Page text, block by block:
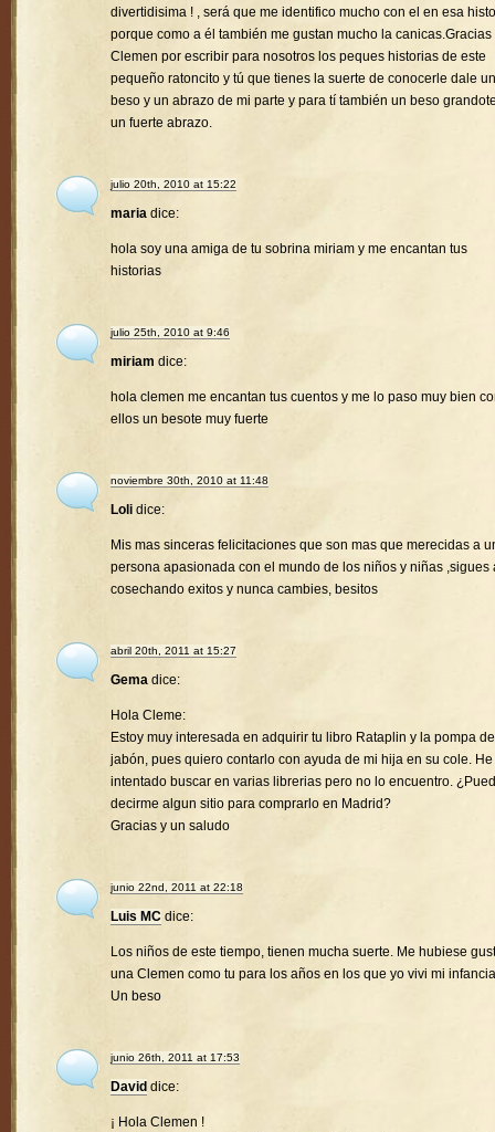
divertidisima ! , será que me identifico mucho con el en esa
porque como a él también me gustan mucho la canicas.Gracias
Clemen por escribir para nosotros los peques historias de este
pequeño ratoncito y tú que tienes la suerte de conocerle dale un
beso y un abrazo de mi parte y para tí también un beso
un fuerte abrazo.
julio 20th, 2010 at 15:22
maria dice:
hola soy una amiga de tu sobrina miriam y me encantan tus
historias
julio 25th, 2010 at 9:46
miriam dice:
hola clemen me encantan tus cuentos y me lo paso muy bien
ellos un besote muy fuerte
noviembre 30th, 2010 at 11:48
Loli dice:
Mis mas sinceras felicitaciones que son mas que merecidas a
persona apasionada con el mundo de los niños y niñas ,sigues
cosechando exitos y nunca cambies, besitos
abril 20th, 2011 at 15:27
Gema dice:
Hola Cleme:
Estoy muy interesada en adquirir tu libro Rataplin y la pompa de
jabón, pues quiero contarlo con ayuda de mi hija en su cole. He
intentado buscar en varias librerias pero no lo encuentro.
decirme algun sitio para comprarlo en Madrid?
Gracias y un saludo
junio 22nd, 2011 at 22:18
Luis MC dice:
Los niños de este tiempo, tienen mucha suerte. Me hubiese
una Clemen como tu para los años en los que yo vivi mi
Un beso
junio 26th, 2011 at 17:53
David dice:
¡ Hola Clemen !